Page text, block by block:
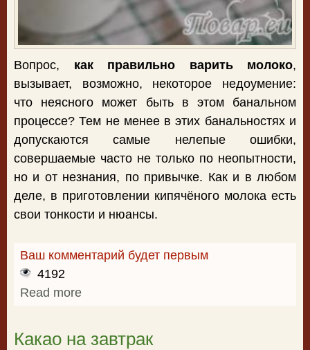
Вопрос, как правильно варить молоко,
вызывает, возможно, некоторое недоумение:
что неясного может быть в этом банальном
процессе? Тем не менее в этих банальностях и
допускаются самые нелепые ошибки,
совершаемые часто не только по неопытности,
но и от незнания, по привычке. Как и в любом
деле, в приготовлении кипячёного молока есть
свои тонкости и нюансы.
Ваш комментарий будет первым
4192
Read more
Какао на завтрак